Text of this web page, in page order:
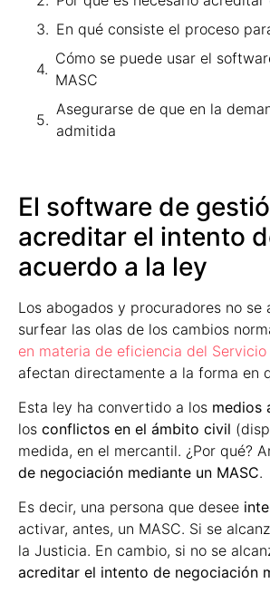
En qué consiste el proceso
Cómo se puede usar el
MASC
Asegurarse de que en la
admitida
El software de
acreditar el intento
acuerdo a la ley
Los abogados y procuradores no
surfear las olas de los cambios
en materia de eficiencia del
afectan directamente a la forma en
Esta ley ha convertido a los medios
los conflictos en el ámbito civil
medida, en el mercantil. ¿Por qué?
de negociación mediante un MASC.
Es decir, una persona que desee
activar, antes, un MASC. Si se
la Justicia. En cambio, si no se
acreditar el intento de negociación